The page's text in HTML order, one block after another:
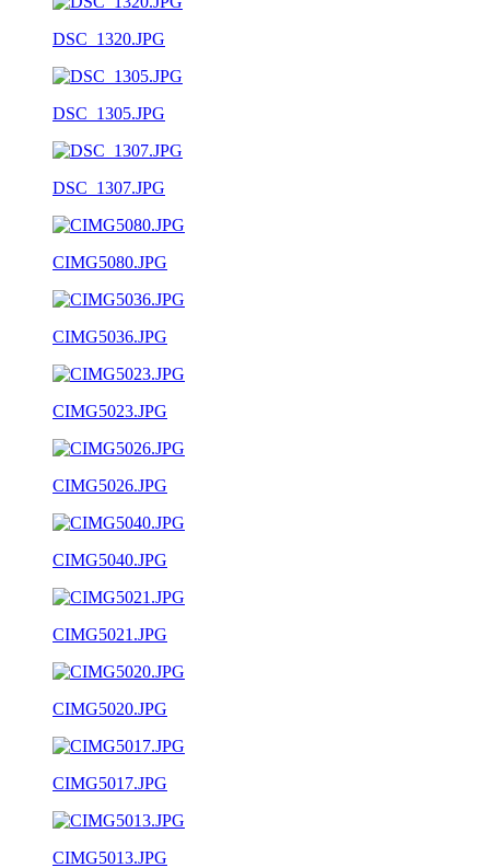
DSC_1320.JPG
DSC_1305.JPG
DSC_1307.JPG
CIMG5080.JPG
CIMG5036.JPG
CIMG5023.JPG
CIMG5026.JPG
CIMG5040.JPG
CIMG5021.JPG
CIMG5020.JPG
CIMG5017.JPG
CIMG5013.JPG